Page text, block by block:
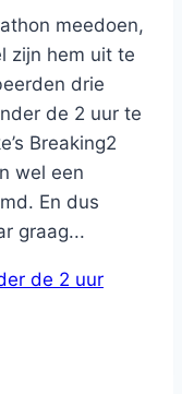
meedoen,
zijn hem uit te
drie
de 2 uur te
Breaking2
wel een
En dus
graag...
de 2 uur